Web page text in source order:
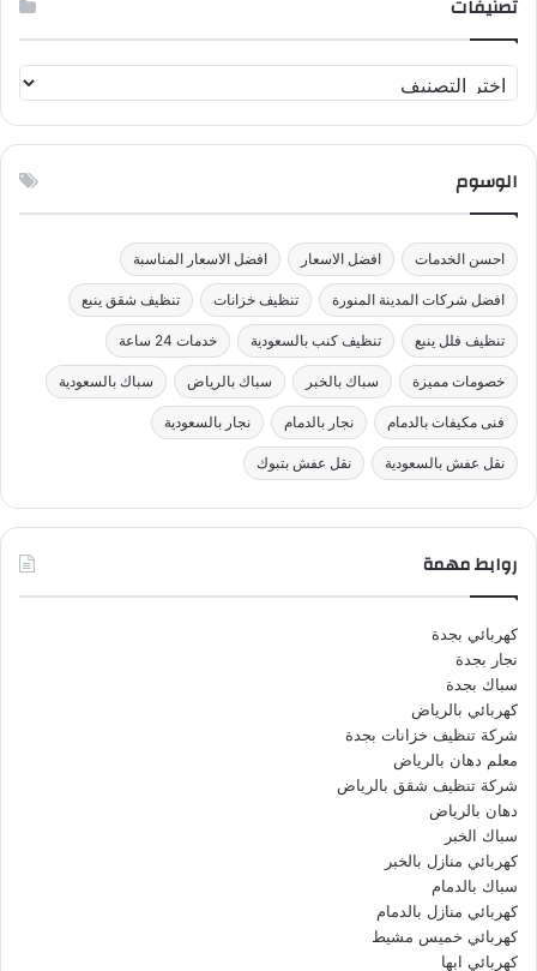
تصنيفات
ص
ن
ف
الوسوم
احسن الخدمات افضل الاسعار افضل الاسعار المناسبة
افضل شركات المدينة المنورة تنظيف خزانات تنظيف شقق ينبع
تنظيف فلل ينبع تنظيف كنب بالسعودية خدمات 24 ساعة
خصومات مميزة سباك بالخبر سباك بالرياض سباك بالسعودية
فنى مكيفات بالدمام نجار بالدمام نجار بالسعودية
نقل عفش بالسعودية نقل عفش بتبوك
روابط مهمة
كهربائي بجدة
نجار بجدة
سباك بجدة
كهربائي بالرياض
شركة تنظيف خزانات بجدة
معلم دهان بالرياض
شركة تنظيف شقق بالرياض
دهان بالرياض
سباك الخبر
كهربائي منازل بالخبر
سباك بالدمام
كهربائي منازل بالدمام
كهربائي خميس مشيط
كهربائي ابها